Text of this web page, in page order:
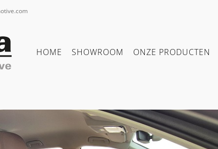
HOME SHOWROOM ONZE PRODUCTEN